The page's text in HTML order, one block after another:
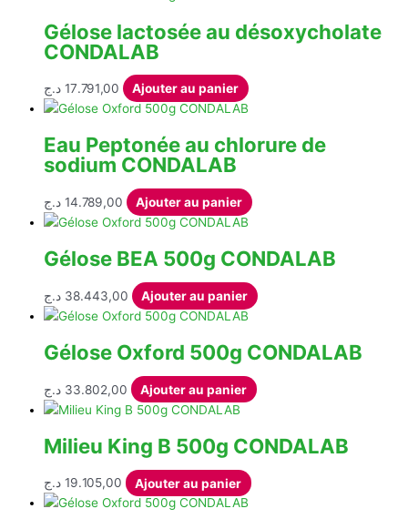
Gélose lactosée au désoxycholate
CONDALAB
17.791,00 د.ج Ajouter au panier
Eau Peptonée au chlorure de
sodium CONDALAB
14.789,00 د.ج Ajouter au panier
Gélose BEA 500g CONDALAB
38.443,00 د.ج Ajouter au panier
Gélose Oxford 500g CONDALAB
33.802,00 د.ج Ajouter au panier
Milieu King B 500g CONDALAB
19.105,00 د.ج Ajouter au panier